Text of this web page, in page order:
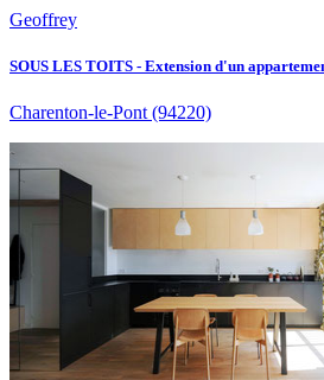
Geoffrey
SOUS LES TOITS - Extension d'un
Charenton-le-Pont (94220)